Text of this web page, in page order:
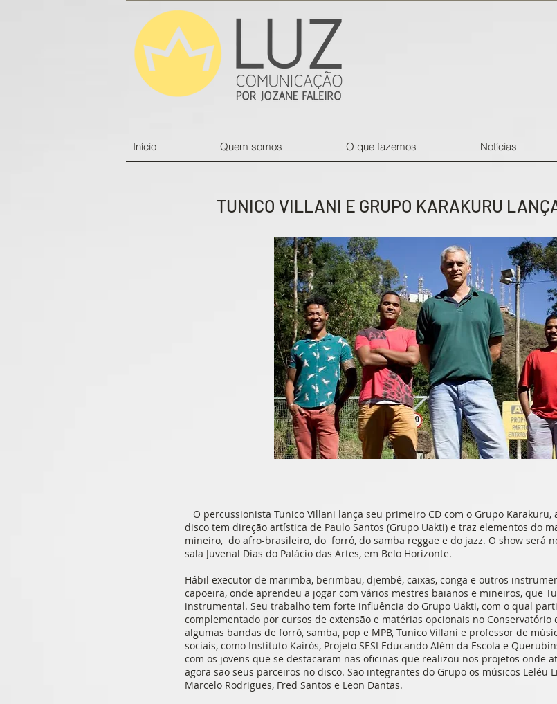
Início Quem somos O que fazemos Notícias
TUNICO VILLANI E GRUPO KARAKURU
O percussionista Tunico Villani lança seu primeiro CD com o Grupo Karakuru,
disco tem direção artística de Paulo Santos (Grupo Uakti) e traz elementos do
mineiro, do afro-brasileiro, do forró, do samba reggae e do jazz. O show será
sala Juvenal Dias do Palácio das Artes, em Belo Horizonte.
Hábil executor de marimba, berimbau, djembê, caixas, conga e outros
capoeira, onde aprendeu a jogar com vários mestres baianos e mineiros, que
instrumental. Seu trabalho tem forte influência do Grupo Uakti, com o qual
complementado por cursos de extensão e matérias opcionais no Conservatório
algumas bandas de forró, samba, pop e MPB, Tunico Villani e professor de
sociais, como Instituto Kairós, Projeto SESI Educando Além da Escola e
com os jovens que se destacaram nas oficinas que realizou nos projetos onde
agora são seus parceiros no disco. São integrantes do Grupo os músicos Leléu
Marcelo Rodrigues, Fred Santos e Leon Dantas.